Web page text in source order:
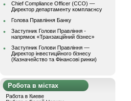
Chief Compliance Officer (CCO) —
Директор департаменту комплаєнсу
Голова Правління Банку
Заступник Голови Правління -
напрямок «Транзакційний бізнес»
Заступник Голови Правління —
Директор інвестиційного бізнесу
(Казначейство та Фінансові ринки)
Робота в містах
Работа в Киеве